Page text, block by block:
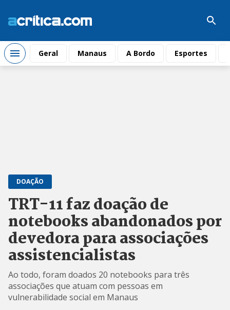
Geral Manaus A Bordo Esportes
DOAÇÃO
TRT-11 faz doação de
notebooks abandonados por
devedora para associações
assistencialistas
Ao todo, foram doados 20 notebooks para três
associações que atuam com pessoas em
vulnerabilidade social em Manaus